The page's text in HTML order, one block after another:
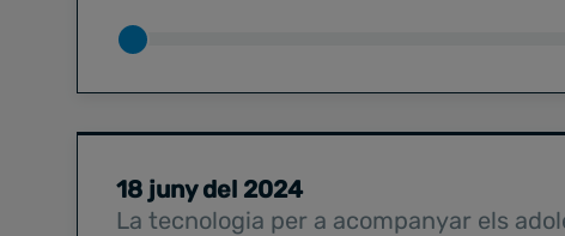
18 juny del 2024
La tecnologia per a acompanyar els